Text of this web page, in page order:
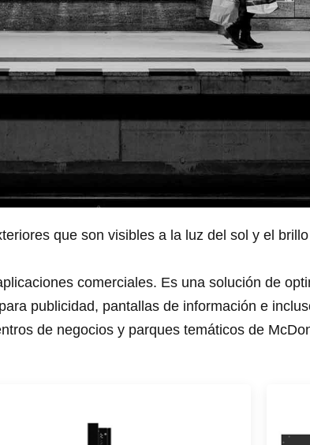
que son visibles a la luz del sol y el
comerciales. Es una solución de
publicidad, pantallas de información e
de negocios y parques temáticos de